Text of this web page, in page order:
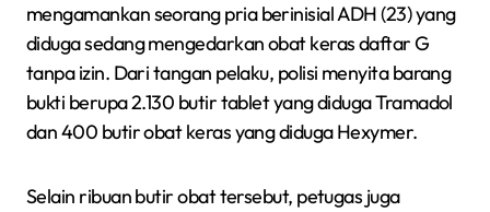
mengamankan seorang pria berinisial ADH (23) yang
diduga sedang mengedarkan obat keras daftar G
tanpa izin. Dari tangan pelaku, polisi menyita barang
bukti berupa 2.130 butir tablet yang diduga Tramadol
dan 400 butir obat keras yang diduga Hexymer.
Selain ribuan butir obat tersebut, petugas juga